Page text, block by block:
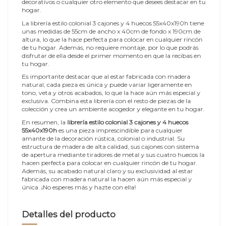
decorativos o cualquier otro elemento que desees destacar en tu
hogar.
La librería estilo colonial 3 cajones y 4 huecos 55x40x190h tiene
unas medidas de 55cm de ancho x 40cm de fondo x 190cm de
altura, lo que la hace perfecta para colocar en cualquier rincón
de tu hogar. Además, no requiere montaje, por lo que podrás
disfrutar de ella desde el primer momento en que la recibas en
tu hogar.
Es importante destacar que al estar fabricada con madera
natural, cada pieza es única y puede variar ligeramente en
tono, veta y otros acabados, lo que la hace aún más especial y
exclusiva. Combina esta librería con el resto de piezas de la
colección y crea un ambiente acogedor y elegante en tu hogar.
En resumen, la librería estilo colonial 3 cajones y 4 huecos
55x40x190h es una pieza imprescindible para cualquier
amante de la decoración rústica, colonial o industrial. Su
estructura de madera de alta calidad, sus cajones con sistema
de apertura mediante tiradores de metal y sus cuatro huecos la
hacen perfecta para colocar en cualquier rincón de tu hogar.
Además, su acabado natural claro y su exclusividad al estar
fabricada con madera natural la hacen aún más especial y
única. ¡No esperes más y hazte con ella!
Detalles del producto